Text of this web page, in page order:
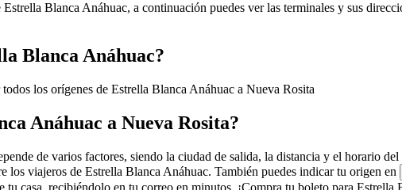
Blanca Anáhuac, a continuación puedes ver las terminales y sus
Blanca Anáhuac?
todos los orígenes de Estrella Blanca Anáhuac a Nueva Rosita
Anáhuac a Nueva Rosita?
de varios factores, siendo la ciudad de salida, la distancia y el horario
los viajeros de Estrella Blanca Anáhuac. También puedes indicar tu origen en
casa, recibiéndolo en tu correo en minutos. ¡Compra tu boleto para